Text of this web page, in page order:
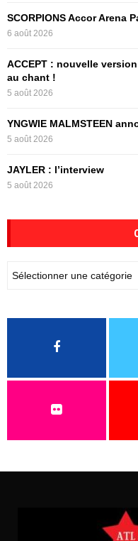
SCORPIONS Accor Arena
6 août 2026
ACCEPT : nouvelle
au chant !
5 août 2026
YNGWIE MALMSTEEN
5 août 2026
JAYLER : l’interview
5 août 2026